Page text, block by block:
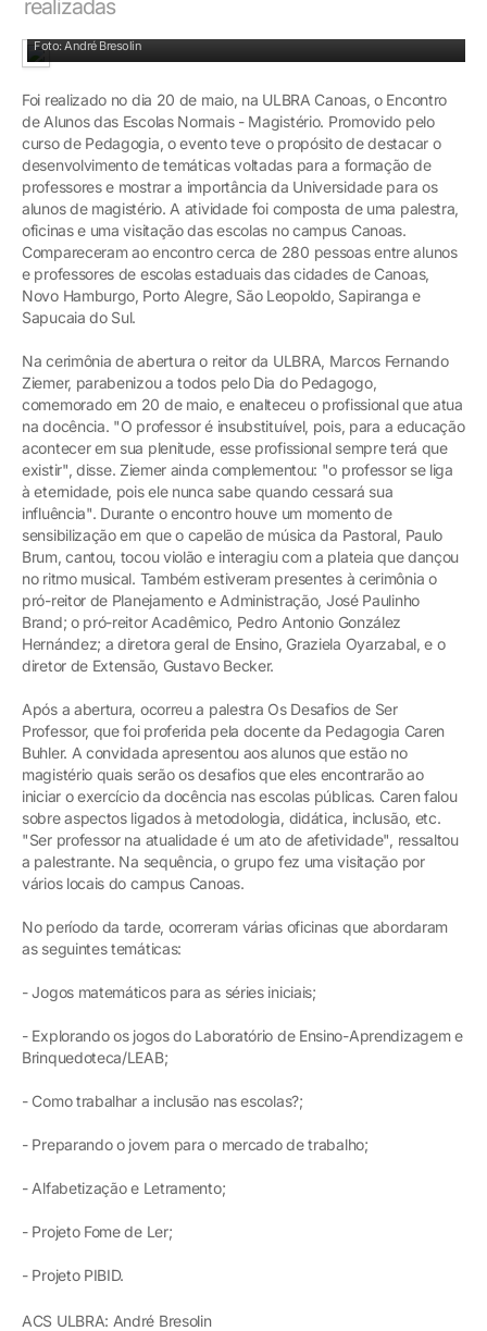
realizadas
Foto: André Bresolin
Foi realizado no dia 20 de maio, na ULBRA Canoas, o Encontro
de Alunos das Escolas Normais - Magistério. Promovido pelo
curso de Pedagogia, o evento teve o propósito de destacar o
desenvolvimento de temáticas voltadas para a formação de
professores e mostrar a importância da Universidade para os
alunos de magistério. A atividade foi composta de uma palestra,
oficinas e uma visitação das escolas no campus Canoas.
Compareceram ao encontro cerca de 280 pessoas entre alunos
e professores de escolas estaduais das cidades de Canoas,
Novo Hamburgo, Porto Alegre, São Leopoldo, Sapiranga e
Sapucaia do Sul.
Na cerimônia de abertura o reitor da ULBRA, Marcos Fernando
Ziemer, parabenizou a todos pelo Dia do Pedagogo,
comemorado em 20 de maio, e enalteceu o profissional que atua
na docência. "O professor é insubstituível, pois, para a educação
acontecer em sua plenitude, esse profissional sempre terá que
existir", disse. Ziemer ainda complementou: "o professor se liga
à eternidade, pois ele nunca sabe quando cessará sua
influência". Durante o encontro houve um momento de
sensibilização em que o capelão de música da Pastoral, Paulo
Brum, cantou, tocou violão e interagiu com a plateia que dançou
no ritmo musical. Também estiveram presentes à cerimônia o
pró-reitor de Planejamento e Administração, José Paulinho
Brand; o pró-reitor Acadêmico, Pedro Antonio González
Hernández; a diretora geral de Ensino, Graziela Oyarzabal, e o
diretor de Extensão, Gustavo Becker.
Após a abertura, ocorreu a palestra Os Desafios de Ser
Professor, que foi proferida pela docente da Pedagogia Caren
Buhler. A convidada apresentou aos alunos que estão no
magistério quais serão os desafios que eles encontrarão ao
iniciar o exercício da docência nas escolas públicas. Caren falou
sobre aspectos ligados à metodologia, didática, inclusão, etc.
"Ser professor na atualidade é um ato de afetividade", ressaltou
a palestrante. Na sequência, o grupo fez uma visitação por
vários locais do campus Canoas.
No período da tarde, ocorreram várias oficinas que abordaram
as seguintes temáticas:
- Jogos matemáticos para as séries iniciais;
- Explorando os jogos do Laboratório de Ensino-Aprendizagem e
Brinquedoteca/LEAB;
- Como trabalhar a inclusão nas escolas?;
- Preparando o jovem para o mercado de trabalho;
- Alfabetização e Letramento;
- Projeto Fome de Ler;
- Projeto PIBID.
ACS ULBRA: André Bresolin